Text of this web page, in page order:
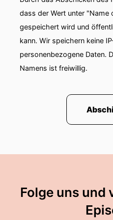
abholen.
00:00:46: Na gut wir
Oldenburger
00:00:49: Wir haben ja
möchte sagen
00:00:51: Show gespielt
00:00:53: Und das ist
00:00:55: Wir sitzen
00:01:01: Zwei,
fantastische Show-Plan
dass der Wert unter "Name
gespeichert wird und
kann. Wir speichern keine
personenbezogene Daten.
Namens ist freiwillig.
Folge uns und